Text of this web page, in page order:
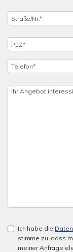
Ich habe die
stimme zu, dass
meiner Anfrage